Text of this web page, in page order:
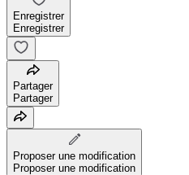
Enregistrer
Enregistrer
Partager
Partager
Proposer une modification
Proposer une modification